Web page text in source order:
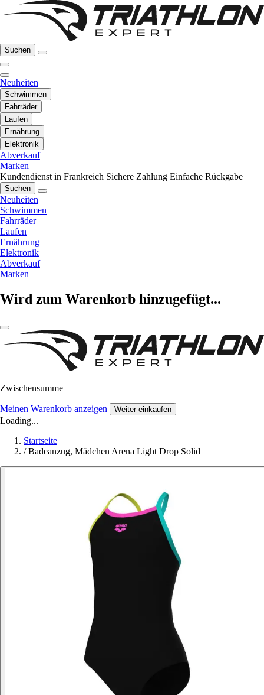
Suchen
Neuheiten
Schwimmen
Fahrräder
Laufen
Ernährung
Elektronik
Abverkauf
Marken
Kundendienst in Frankreich Sichere Zahlung Einfache Rückgabe
Suchen
Neuheiten
Schwimmen
Fahrräder
Laufen
Ernährung
Elektronik
Abverkauf
Marken
Wird zum Warenkorb hinzugefügt...
Zwischensumme
Meinen Warenkorb anzeigen Weiter einkaufen
Loading...
Startseite
/ Badeanzug, Mädchen Arena Light Drop Solid